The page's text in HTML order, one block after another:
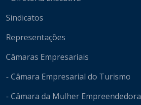
Sindicatos
Representações
Câmaras Empresariais
- Câmara Empresarial do Turismo
- Câmara da Mulher Empreendedora